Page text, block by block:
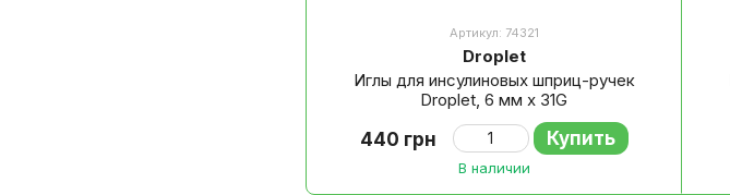
Артикул: 74321
Droplet
Иглы для инсулиновых шприц-ручек
Droplet, 6 мм x 31G
440 грн Купить
В наличии